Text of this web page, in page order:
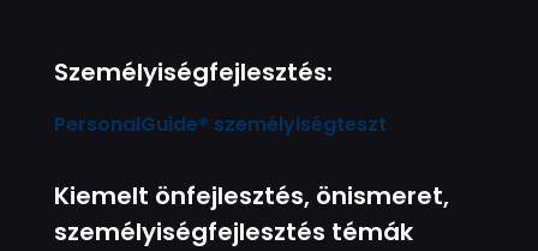
Személyiségfejlesztés:
PersonalGuide® személyiségteszt
Kiemelt önfejlesztés, önismeret,
személyiségfejlesztés témák